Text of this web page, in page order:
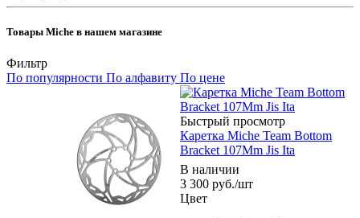
Товары Miche в нашем магазине
Фильтр
По популярности По алфавиту По цене
Быстрый просмотр
Каретка Miche Team Bottom
Bracket 107Mm Jis Ita
В наличии
3 300 руб./шт
Цвет